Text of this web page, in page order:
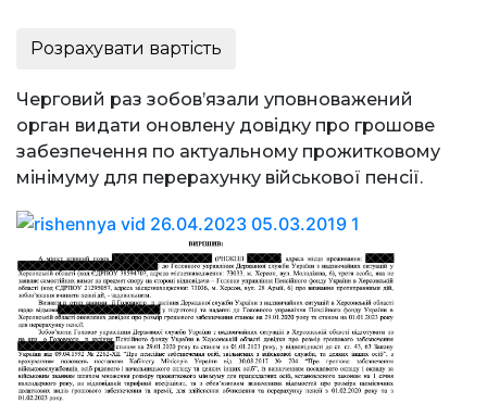
Розрахувати вартість
Черговий раз зобов’язали уповноважений
орган видати оновлену довідку про грошове
забезпечення по актуальному прожитковому
мінімуму для перерахунку військової пенсії.